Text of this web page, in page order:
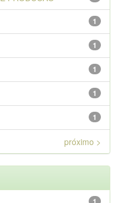
1
1
1
1
1
próximo >